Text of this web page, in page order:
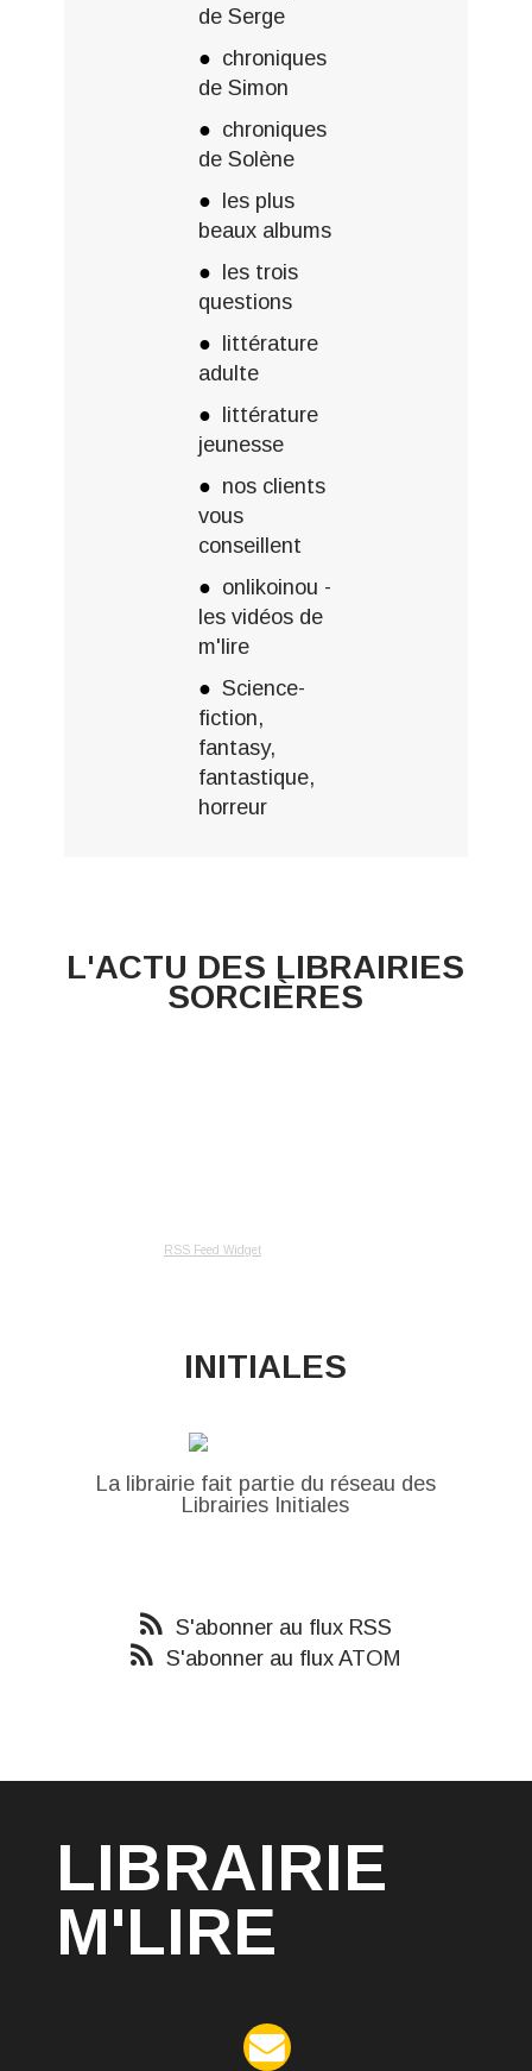
de Serge
chroniques
de Simon
chroniques
de Solène
les plus
beaux albums
les trois
questions
littérature
adulte
littérature
jeunesse
nos clients
vous
conseillent
onlikoinou -
les vidéos de
m'lire
Science-
fiction,
fantasy,
fantastique,
horreur
L'ACTU DES LIBRAIRIES
SORCIÈRES
RSS Feed Widget
INITIALES
La librairie fait partie du réseau des
Librairies Initiales
S'abonner au flux RSS
S'abonner au flux ATOM
LIBRAIRIE
M'LIRE